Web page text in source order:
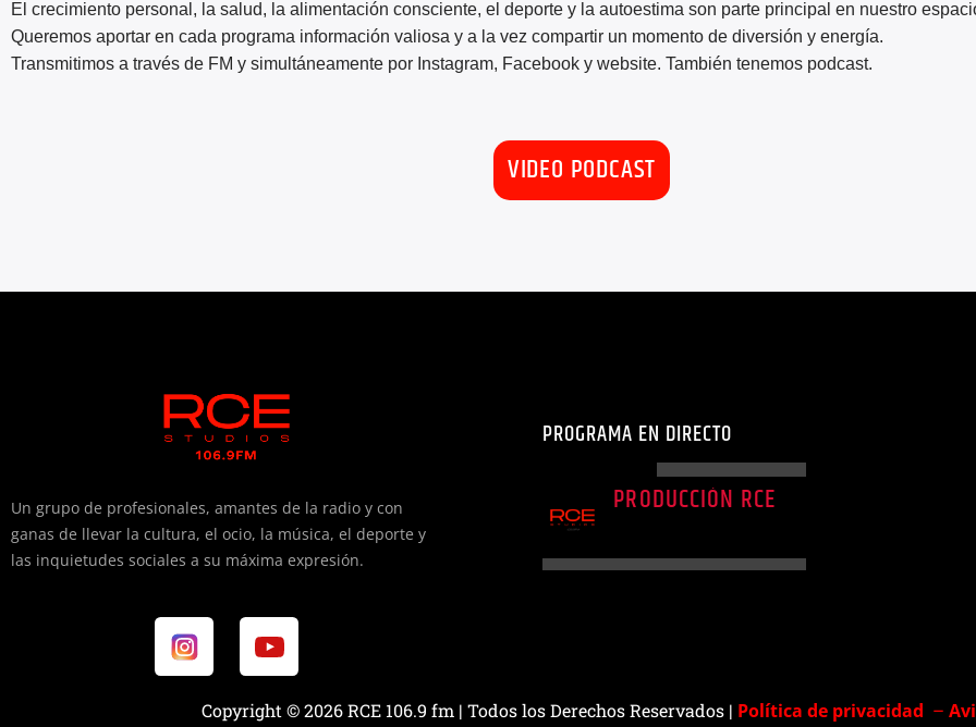
El crecimiento personal, la salud, la alimentación consciente, el deporte y la autoestima son parte principal en nuestro
Queremos aportar en cada programa información valiosa y a la vez compartir un momento de diversión y energía.
Transmitimos a través de FM y simultáneamente por Instagram, Facebook y website. También tenemos podcast.
VIDEO PODCAST
Un grupo de profesionales, amantes de la radio y con
ganas de llevar la cultura, el ocio, la música, el deporte y
las inquietudes sociales a su máxima expresión.
PROGRAMA EN DIRECTO
PRODUCCIÓN RCE
Copyright © 2026 RCE 106.9 fm | Todos los Derechos Reservados | Política de privacidad –